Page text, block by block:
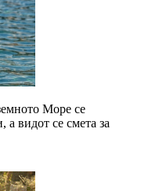
Море се
видот се смета за